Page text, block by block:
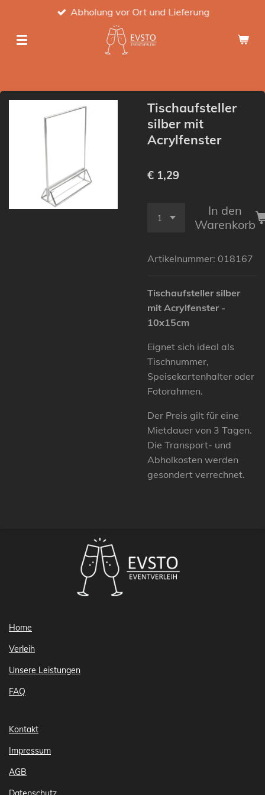
springen
Abholung vor Ort und Lieferung
Tischaufsteller
silber mit
Acrylfenster
€ 1,29
In den
Warenkorb
Artikelnummer: 018167
Tischaufsteller silber
mit Acrylfenster -
10x15cm
Eignet sich ideal als
Tischnummer,
Speisekartenhalter oder
Fotorahmen.
Der Preis gilt für eine
Mietdauer von 3 Tagen.
Die Transport- und
Abholkosten werden
gesondert verrechnet.
Home
Verleih
Unsere Leistungen
FAQ
Kontakt
Impressum
AGB